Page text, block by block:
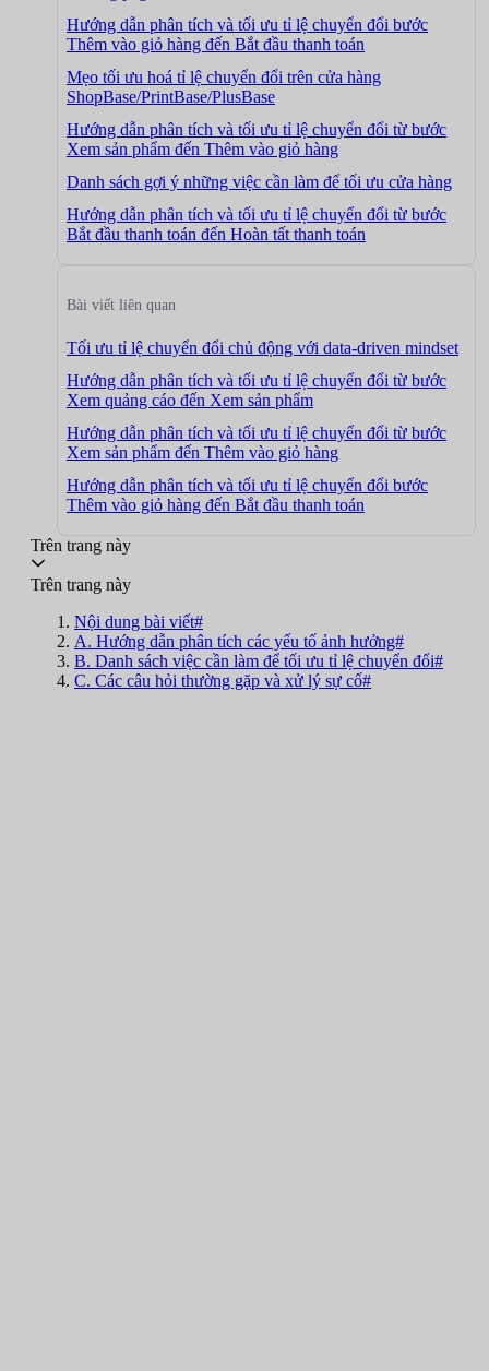
Hướng dẫn phân tích và tối ưu tỉ lệ chuyển đổi bước
Thêm vào giỏ hàng đến Bắt đầu thanh toán
Mẹo tối ưu hoá tỉ lệ chuyển đổi trên cửa hàng
ShopBase/PrintBase/PlusBase
Hướng dẫn phân tích và tối ưu tỉ lệ chuyển đổi từ bước
Xem sản phẩm đến Thêm vào giỏ hàng
Danh sách gợi ý những việc cần làm để tối ưu cửa hàng
Hướng dẫn phân tích và tối ưu tỉ lệ chuyển đổi từ bước
Bắt đầu thanh toán đến Hoàn tất thanh toán
Bài viết liên quan
Tối ưu tỉ lệ chuyển đổi chủ động với data-driven mindset
Hướng dẫn phân tích và tối ưu tỉ lệ chuyển đổi từ bước
Xem quảng cáo đến Xem sản phẩm
Hướng dẫn phân tích và tối ưu tỉ lệ chuyển đổi từ bước
Xem sản phẩm đến Thêm vào giỏ hàng
Hướng dẫn phân tích và tối ưu tỉ lệ chuyển đổi bước
Thêm vào giỏ hàng đến Bắt đầu thanh toán
Trên trang này
Trên trang này
Nội dung bài viết#
A. Hướng dẫn phân tích các yếu tố ảnh hưởng#
B. Danh sách việc cần làm để tối ưu tỉ lệ chuyển đổi#
C. Các câu hỏi thường gặp và xử lý sự cố#